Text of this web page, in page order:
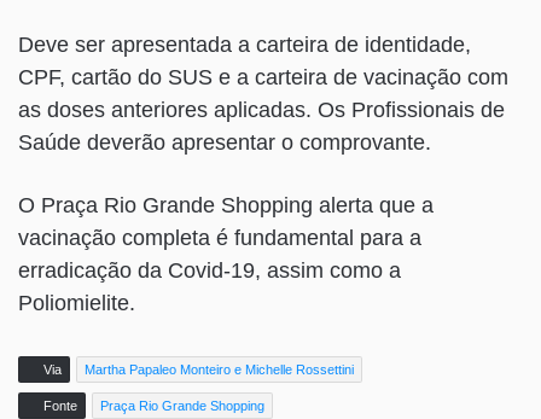
Deve ser apresentada a carteira de identidade,
CPF, cartão do SUS e a carteira de vacinação com
as doses anteriores aplicadas. Os Profissionais de
Saúde deverão apresentar o comprovante.
O Praça Rio Grande Shopping alerta que a
vacinação completa é fundamental para a
erradicação da Covid-19, assim como a
Poliomielite.
Via Martha Papaleo Monteiro e Michelle Rossettini
Fonte Praça Rio Grande Shopping